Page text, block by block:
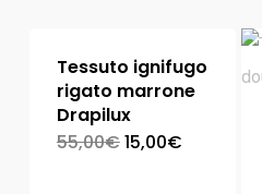
Tessuto ignifugo
rigato marrone
Drapilux
55,00€15,00€